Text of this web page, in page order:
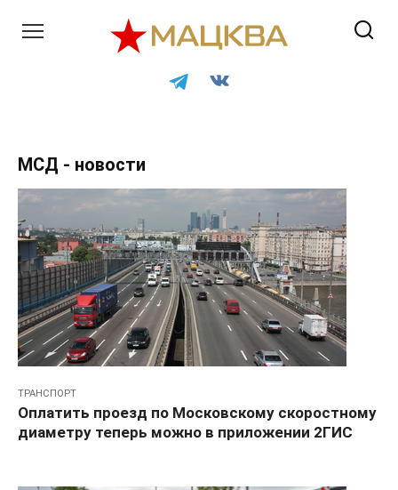
МСД - новости
ТРАНСПОРТ
Оплатить проезд по Московскому скоростному
диаметру теперь можно в приложении 2ГИС